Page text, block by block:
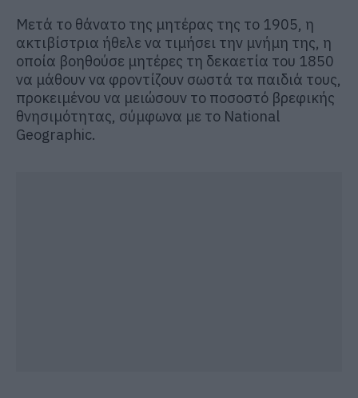
Μετά το θάνατο της μητέρας της το 1905, η
ακτιβίστρια ήθελε να τιμήσει την μνήμη της, η
οποία βοηθούσε μητέρες τη δεκαετία του 1850
να μάθουν να φροντίζουν σωστά τα παιδιά τους,
προκειμένου να μειώσουν το ποσοστό βρεφικής
θνησιμότητας, σύμφωνα με το National
Geographic.